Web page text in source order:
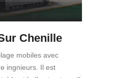
Chenille
mobiles avec
ingnieurs. Il est